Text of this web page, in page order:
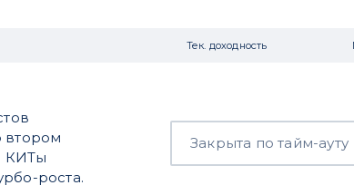
Тек. доходность
втором
КИТы
роста.
Закрыта по тайм-ауту